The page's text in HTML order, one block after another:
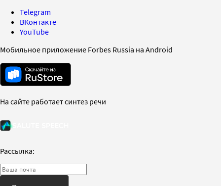
Telegram
ВКонтакте
YouTube
Мобильное приложение Forbes Russia на Android
На сайте работает синтез речи
Рассылка: